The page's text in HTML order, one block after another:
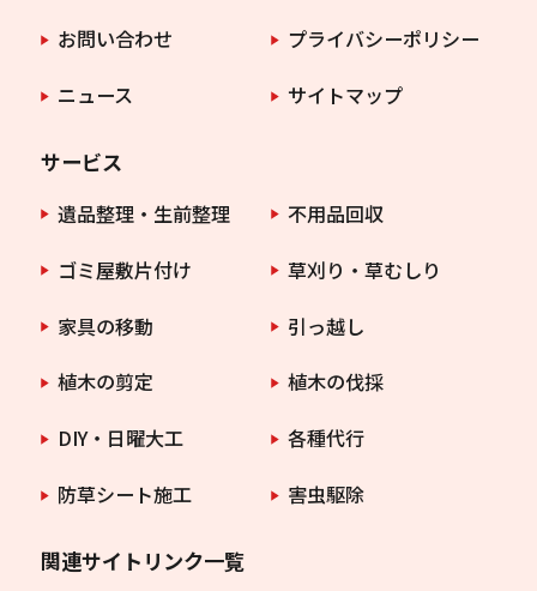
お問い合わせ
プライバシーポリシー
ニュース
サイトマップ
サービス
遺品整理・生前整理
不用品回収
ゴミ屋敷片付け
草刈り・草むしり
家具の移動
引っ越し
植木の剪定
植木の伐採
DIY・日曜大工
各種代行
防草シート施工
害虫駆除
関連サイトリンク一覧